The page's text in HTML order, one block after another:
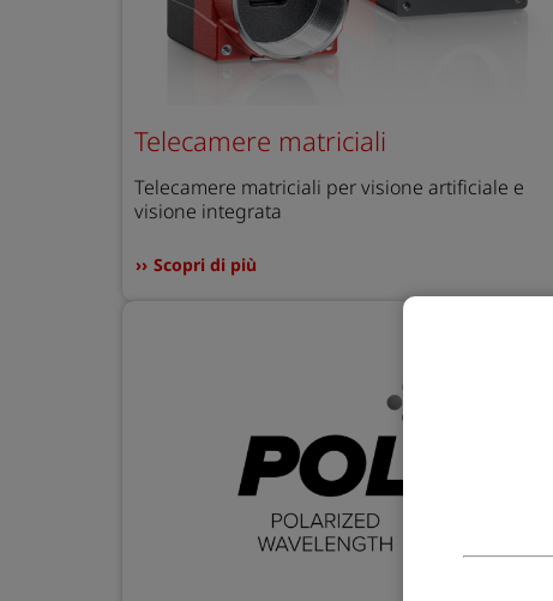
Telecamere matriciali
Telecamere matriciali per visione artificiale e
visione integrata
Scopri di più